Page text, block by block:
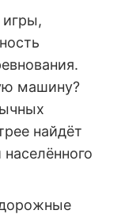
машину?
найдёт